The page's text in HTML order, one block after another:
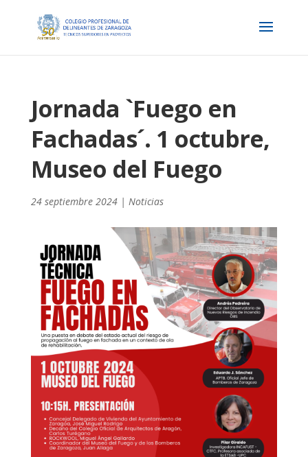
Jornada `Fuego en
Fachadas´. 1 octubre,
Museo del Fuego
24 septiembre 2024| Noticias